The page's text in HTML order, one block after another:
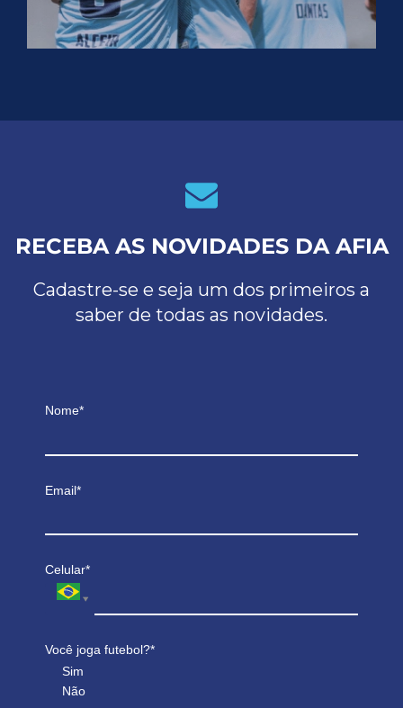
RECEBA AS NOVIDADES DA AFIA
Cadastre-se e seja um dos primeiros a
saber de todas as novidades.
Nome*
Email*
Celular*
Você joga futebol?*
Sim
Não